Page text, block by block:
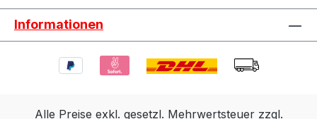
Informationen
Alle Preise exkl. gesetzl. Mehrwertsteuer zzgl.